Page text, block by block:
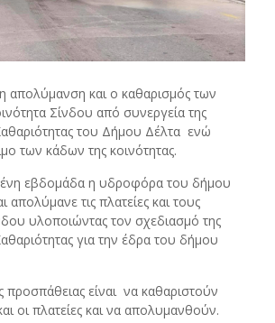
απολύμανση και ο καθαρισμός των
Σίνδου από συνεργεία της
του Δήμου Δέλτα ενώ
των κάδων της κοινότητας.
εβδομάδα η υδροφόρα του δήμου
απολύμανε τις πλατείες και τους
υλοποιώντας τον σχεδιασμό της
για την έδρα του δήμου
προσπάθειας είναι να καθαριστούν
οι πλατείες και να απολυμανθούν.